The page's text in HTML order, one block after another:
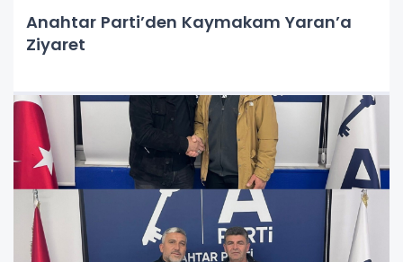
Anahtar Parti’den Kaymakam Yaran’a
Ziyaret